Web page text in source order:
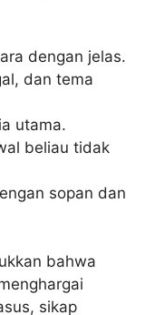
dengan jelas.
dan tema
utama.
beliau tidak
sopan dan
bahwa
sikap